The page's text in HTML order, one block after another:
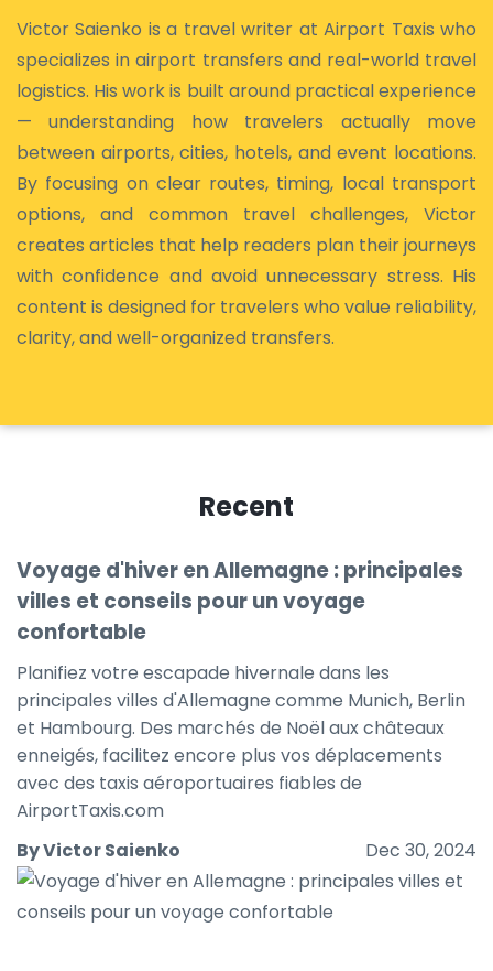
Victor Saienko is a travel writer at Airport Taxis who
specializes in airport transfers and real-world travel
logistics. His work is built around practical experience
— understanding how travelers actually move
between airports, cities, hotels, and event locations.
By focusing on clear routes, timing, local transport
options, and common travel challenges, Victor
creates articles that help readers plan their journeys
with confidence and avoid unnecessary stress. His
content is designed for travelers who value reliability,
clarity, and well-organized transfers.
Recent
Voyage d'hiver en Allemagne : principales
villes et conseils pour un voyage
confortable
Planifiez votre escapade hivernale dans les
principales villes d'Allemagne comme Munich, Berlin
et Hambourg. Des marchés de Noël aux châteaux
enneigés, facilitez encore plus vos déplacements
avec des taxis aéroportuaires fiables de
AirportTaxis.com
By Victor Saienko
Dec 30, 2024